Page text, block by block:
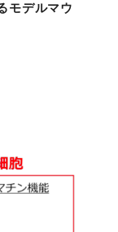
モデルマウ